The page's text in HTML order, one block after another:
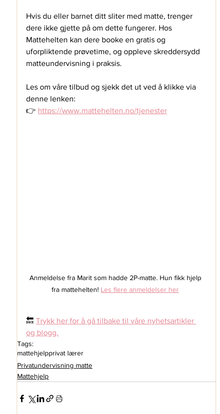
Hvis du eller barnet ditt sliter med matte, trenger
dere ikke gjette på om dette fungerer. Hos
Mattehelten kan dere booke en gratis og
uforpliktende prøvetime, og oppleve skreddersydd
matteundervisning i praksis.
Les om våre tilbud og sjekk det ut ved å klikke via
denne lenken:
👉 https://www.mattehelten.no/tjenester
Anmeldelse fra Marit som hadde 2P-matte. Hun fikk hjelp
fra mattehelten! Les flere anmeldelser her
🔙 Trykk her for å gå tilbake til våre nyhetsartikler
og blogg.
Tags:
mattehjelpprivat lærer
Privatundervisning matte
Mattehjelp